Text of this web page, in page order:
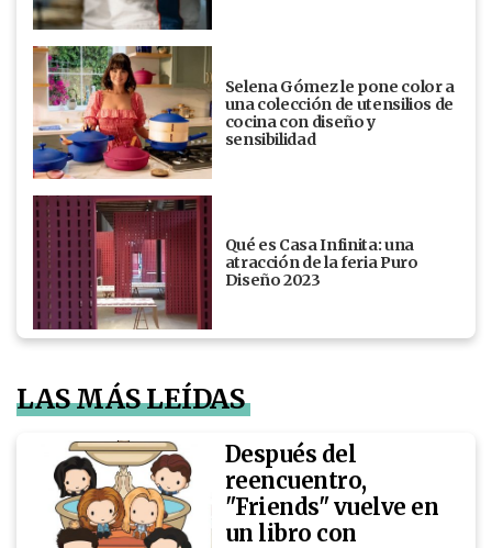
Selena Gómez le pone color a
una colección de utensilios de
cocina con diseño y
sensibilidad
Qué es Casa Infinita: una
atracción de la feria Puro
Diseño 2023
LAS MÁS LEÍDAS
Después del
reencuentro,
"Friends" vuelve en
un libro con